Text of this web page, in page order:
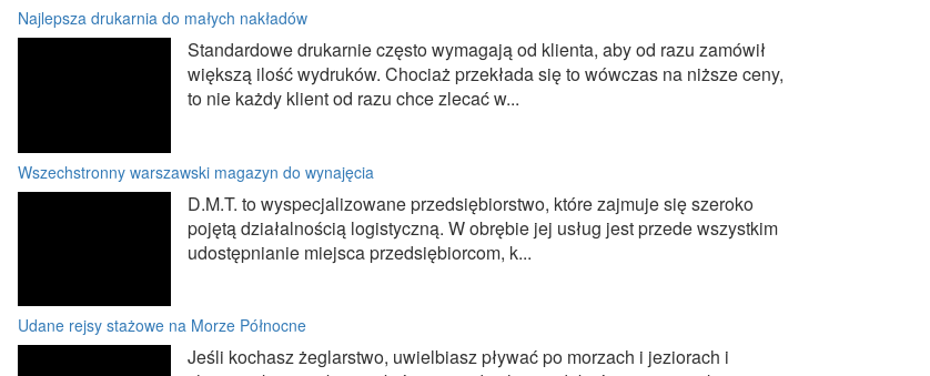
Najlepsza drukarnia do małych nakładów
Standardowe drukarnie często wymagają od klienta, aby od razu zamówił
większą ilość wydruków. Chociaż przekłada się to wówczas na niższe ceny,
to nie każdy klient od razu chce zlecać w...
Wszechstronny warszawski magazyn do wynajęcia
D.M.T. to wyspecjalizowane przedsiębiorstwo, które zajmuje się szeroko
pojętą działalnością logistyczną. W obrębie jej usług jest przede wszystkim
udostępnianie miejsca przedsiębiorcom, k...
Udane rejsy stażowe na Morze Północne
Jeśli kochasz żeglarstwo, uwielbiasz pływać po morzach i jeziorach i